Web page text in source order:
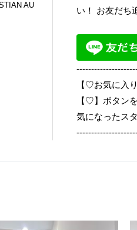
AU
い！ お友だち
【♡お気に入
【♡】ボタン
気になったス